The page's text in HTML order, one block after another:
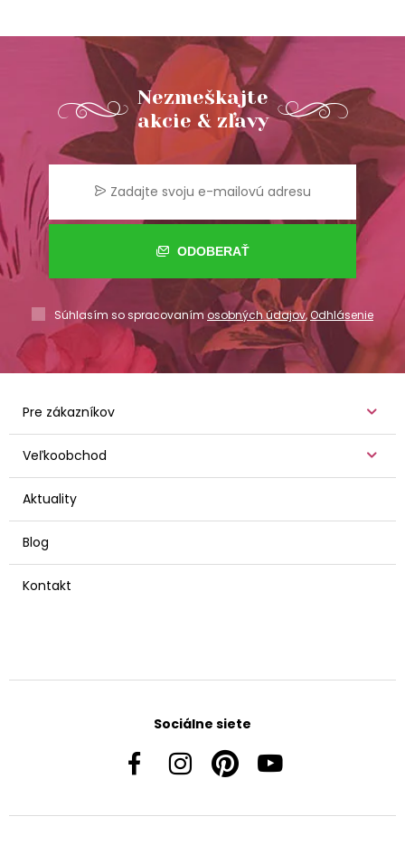
Nezmeškajte
akcie & zľavy
ODOBERAŤ
Súhlasím so spracovaním osobných údajov,Odhlásenie
Pre zákazníkov
Veľkoobchod
Aktuality
Blog
Kontakt
Sociálne siete